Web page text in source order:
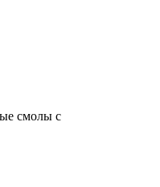
смолы с